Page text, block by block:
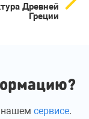
Древней
Греции
нашем сервисе.